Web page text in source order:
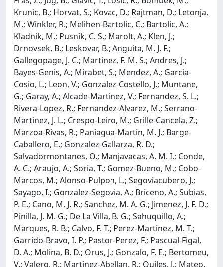
Krunic, B.; Horvat, S.; Kovac, D.; Rajtman, D.; Letonja,
M.; Winkler, R.; Melihen-Bartolic, C.; Bartolic, A.;
Kladnik, M.; Pusnik, C. S.; Marolt, A.; Klen, J.;
Drnovsek, B.; Leskovar, B.; Anguita, M. J. F.;
Gallegopage, J. C.; Martinez, F. M. S.; Andres, J.;
Bayes-Genis, A.; Mirabet, S.; Mendez, A.; Garcia-
Cosio, L.; Leon, V.; Gonzalez-Costello, J.; Muntane,
G.; Garay, A.; Alcade-Martinez, V.; Fernandez, S. L.;
Rivera-Lopez, R.; Fernandez-Alvarez, M.; Serrano-
Martinez, J. L.; Crespo-Leiro, M.; Grille-Cancela, Z.;
Marzoa-Rivas, R.; Paniagua-Martin, M. J.; Barge-
Caballero, E.; Gonzalez-Gallarza, R. D.;
Salvadormontanes, O.; Manjavacas, A. M. I.; Conde,
A. C.; Araujo, A.; Soria, T.; Gomez-Bueno, M.; Cobo-
Marcos, M.; Alonso-Pulpon, L.; Segoviacubero, J.;
Sayago, I.; Gonzalez-Segovia, A.; Briceno, A.; Subias,
P. E.; Cano, M. J. R.; Sanchez, M. A. G.; Jimenez, J. F. D.;
Pinilla, J. M. G.; De La Villa, B. G.; Sahuquillo, A.;
Marques, R. B.; Calvo, F. T.; Perez-Martinez, M. T.;
Garrido-Bravo, I. P.; Pastor-Perez, F.; Pascual-Figal,
D. A.; Molina, B. D.; Orus, J.; Gonzalo, F. E.; Bertomeu,
V.; Valero, R.; Martinez-Abellan, R.; Quiles, J.; Mateo,